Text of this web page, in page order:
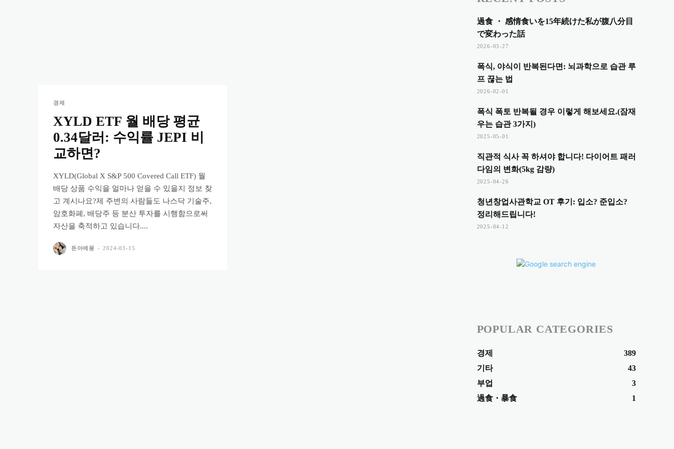
경제
XYLD ETF 월 배당 평균
0.34달러: 수익률 JEPI 비
교하면?
XYLD(Global X S&P 500 Covered Call ETF) 월
배당 상품 수익을 얼마나 얻을 수 있을지 정보 찾
고 계시나요?제 주변의 사람들도 나스닥 기술주,
암호화폐, 배당주 등 분산 투자를 시행함으로써
자산을 축적하고 있습니다....
돈아에몽 - 2024-03-15
過食 ・ 感情食いを15年続けた私が腹八分目
で変わった話
2026-03-27
폭식, 야식이 반복된다면: 뇌과학으로 습관 루
프 끊는 법
2026-02-01
폭식 폭토 반복될 경우 이렇게 해보세요.(잠재
우는 습관 3가지)
2025-05-01
직관적 식사 꼭 하셔야 합니다! 다이어트 패러
다임의 변화(5kg 감량)
2025-04-26
청년창업사관학교 OT 후기: 입소? 준입소?
정리해드립니다!
2025-04-12
POPULAR CATEGORIES
경제
389
기타
43
부업
3
過食・暴食
1